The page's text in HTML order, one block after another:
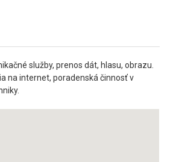
služby, prenos dát, hlasu, obrazu.
na internet, poradenská činnosť v